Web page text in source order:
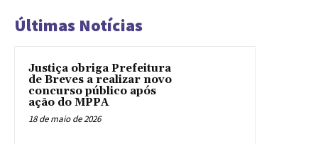
Últimas Notícias
Justiça obriga Prefeitura
de Breves a realizar novo
concurso público após
ação do MPPA
18 de maio de 2026